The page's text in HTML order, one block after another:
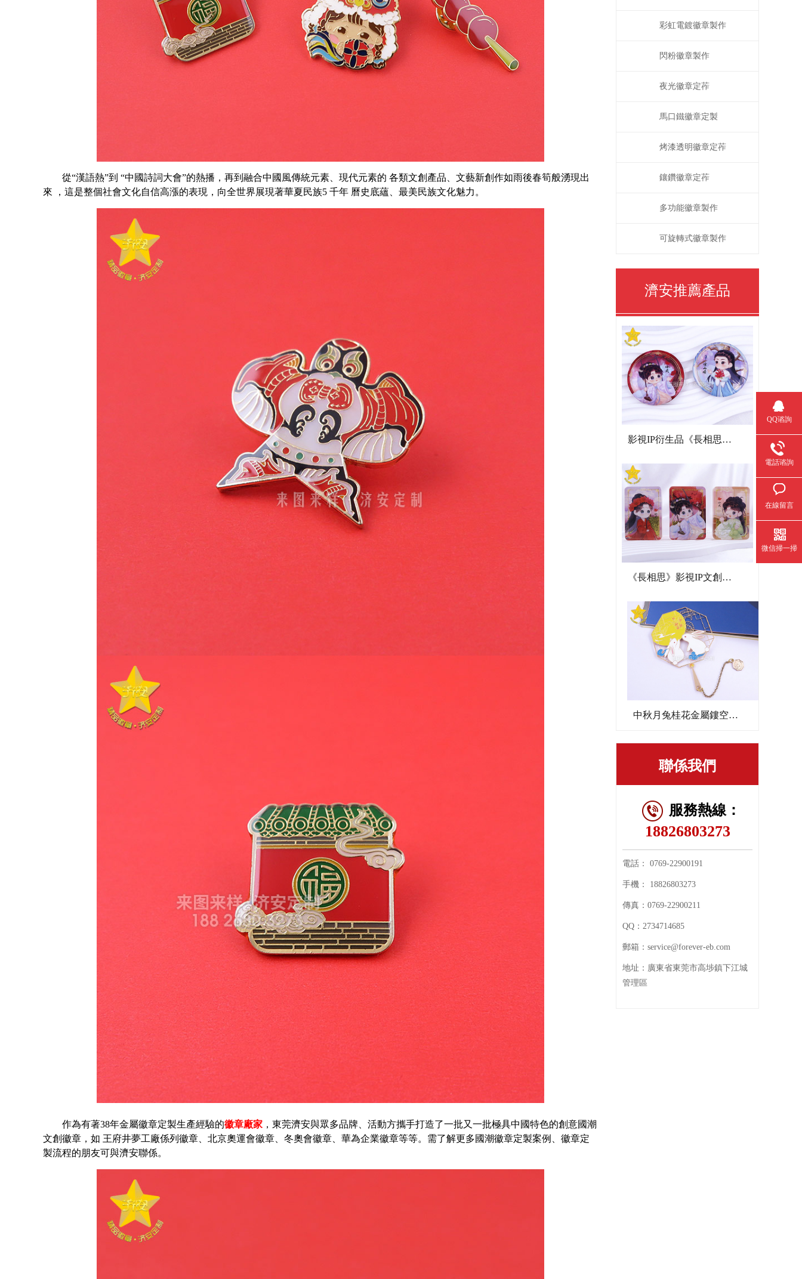
從“漢語熱”到 “中國詩詞大會”的熱播 ，再到融合中國風傳統元素、現代元素的 各類文創產品、文藝新創作如雨後春筍般湧現出
來
，這是整個社會文化自信高漲的表現，向全世界展現著華夏民族5 千年 曆史底蘊、最美民族文化魅力。
作為有著38年金屬徽章定製生產經驗的徽章廠家 ，東莞濟安與眾多品牌、活動方攜手打造了一批又一批極具中國特色的創意國潮
文創徽章，如 王府井夢工廠係列徽章、北京奧運會徽章、冬奧會徽章、華為企業徽章等等。需了解更多國潮徽章定製案例、徽章定
製流程的朋友可與濟安聯係。
彩虹電鍍徽章製作
閃粉徽章製作
夜光徽章定莋
馬口鐵徽章定製
烤漆透明徽章定莋
鑲鑽徽章定莋
多功能徽章製作
可旋轉式徽章製作
濟安推薦產品
影視IP衍生品《長相思》雙閃吧唧
《長相思》影視IP文創亞克力流沙麻將
中秋月兔桂花金屬鏤空書簽文創禮品
聯係我們
服務熱線：
18826803273
電話： 0769-22900191
手機： 18826803273
傳真： 0769-22900211
QQ： 2734714685
郵箱： service@forever-eb.com
地址： 廣東省東莞市高埗鎮下江城
管理區
QQ谘詢
電話谘詢
在線留言
微信掃一掃